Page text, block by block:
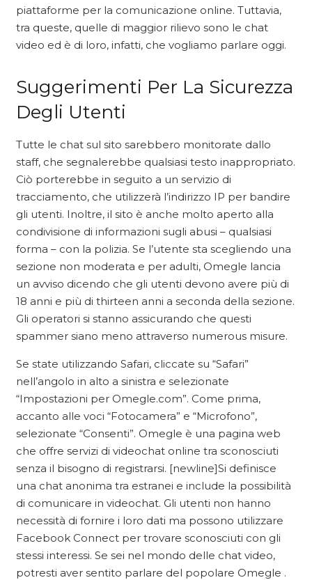
piattaforme per la comunicazione online. Tuttavia,
tra queste, quelle di maggior rilievo sono le chat
video ed è di loro, infatti, che vogliamo parlare oggi.
Suggerimenti Per La Sicurezza
Degli Utenti
Tutte le chat sul sito sarebbero monitorate dallo
staff, che segnalerebbe qualsiasi testo inappropriato.
Ciò porterebbe in seguito a un servizio di
tracciamento, che utilizzerà l’indirizzo IP per bandire
gli utenti. Inoltre, il sito è anche molto aperto alla
condivisione di informazioni sugli abusi – qualsiasi
forma – con la polizia. Se l’utente sta scegliendo una
sezione non moderata e per adulti, Omegle lancia
un avviso dicendo che gli utenti devono avere più di
18 anni e più di thirteen anni a seconda della sezione.
Gli operatori si stanno assicurando che questi
spammer siano meno attraverso numerous misure.
Se state utilizzando Safari, cliccate su “Safari”
nell’angolo in alto a sinistra e selezionate
“Impostazioni per Omegle.com”. Come prima,
accanto alle voci “Fotocamera” e “Microfono”,
selezionate “Consenti”. Omegle è una pagina web
che offre servizi di videochat online tra sconosciuti
senza il bisogno di registrarsi. [newline]Si definisce
una chat anonima tra estranei e include la possibilità
di comunicare in videochat. Gli utenti non hanno
necessità di fornire i loro dati ma possono utilizzare
Facebook Connect per trovare sconosciuti con gli
stessi interessi. Se sei nel mondo delle chat video,
potresti aver sentito parlare del popolare Omegle .